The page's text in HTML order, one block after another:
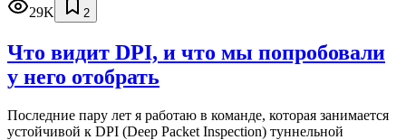
29K
2
Что видит DPI, и что мы попробовали
у него отобрать
Последние пару лет я работаю в команде, которая занимается
устойчивой к DPI (Deep Packet Inspection) туннельной